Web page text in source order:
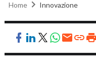
Home Innovazione